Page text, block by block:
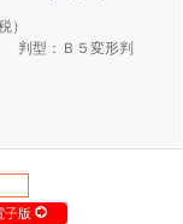
）
判型：Ｂ５変形判
子版